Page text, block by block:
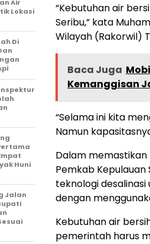
“Kebutuhan air
Seribu,” kata
Wilayah (Rakorwil)
Baca Juga
Kemanggisan
“Selama ini kita
Namun
Dalam memastikan
Pemkab Kepulauan
teknologi
dengan
Kebutuhan air
pemerintah harus
Air
Lokasi
Di
Huni
Jalan